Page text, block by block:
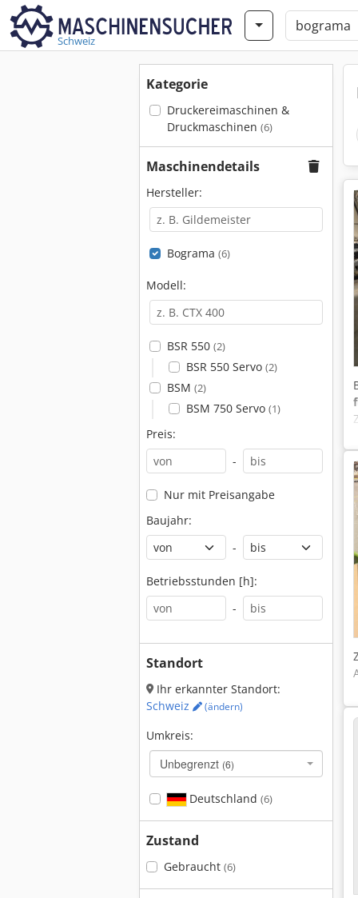
Schweiz
Kategorie
Druckereimaschinen &
Druckmaschinen (6)
Maschinendetails
Hersteller:
Bograma (6)
Modell:
BSR 550 (2)
BSR 550 Servo (2)
BSM (2)
BSM 750 Servo (1)
Preis:
-
Nur mit Preisangabe
Baujahr:
-
Betriebsstunden [h]:
-
Standort
Ihr erkannter Standort:
Schweiz
(ändern)
Umkreis:
Unbegrenzt (6)
Deutschland (6)
Zustand
Gebraucht (6)